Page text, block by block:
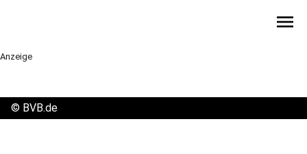
menu
Anzeige
© BVB.de